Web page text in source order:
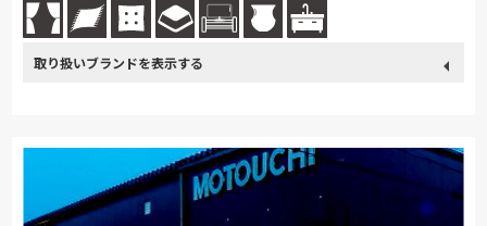
SIMMONS 浜本工芸 小島工芸 綾野製作所
ドリームベッド Serta Stressless